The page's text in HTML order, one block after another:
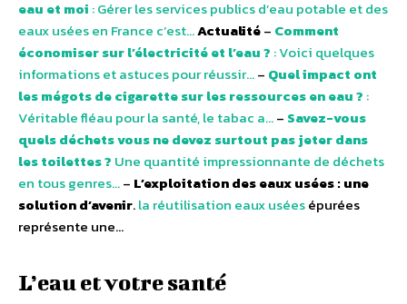
eau et moi : Gérer les services publics d’eau potable et des
eaux usées en France c’est…Actualité– Comment
économiser sur l’électricité et l’eau ? : Voici quelques
informations et astuces pour réussir…– Quel impact ont
les mégots de cigarette sur les ressources en eau ? :
Véritable fléau pour la santé, le tabac a…– Savez-vous
quels déchets vous ne devez surtout pas jeter dans
les toilettes ? Une quantité impressionnante de déchets
en tous genres…– L’exploitation des eaux usées : une
solution d’avenir.la réutilisation eaux uséesépurées
représente une…
L’eau et votre santé